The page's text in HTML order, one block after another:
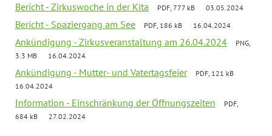
Bericht - Zirkuswoche in der Kita PDF, 777 kB 03.05.2024
Bericht - Spaziergang am See PDF, 186 kB 16.04.2024
Ankündigung - Zirkusveranstaltung am 26.04.2024
PNG,
3.3 MB
16.04.2024
Ankündigung - Mutter- und Vatertagsfeier
PDF, 121 kB
16.04.2024
Information - Einschränkung der Öffnungszeiten
PDF,
684 kB
27.02.2024